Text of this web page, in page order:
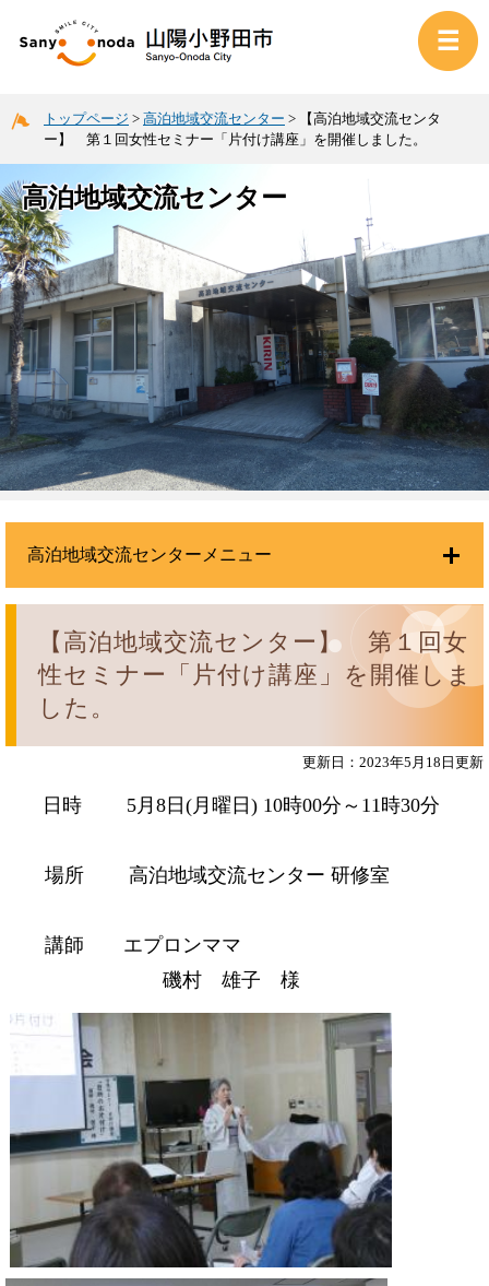
トップページ > 高泊地域交流センター >
【高泊地域交流センタ
ー】 第１回女性セミナー「片付け講座」を開催しました。
高泊地域交流センター
【高泊地域交流センター】 第１回女
性セミナー「片付け講座」を開催しま
した。
更新日：2023年5月18日更新
日時 5月8日(月曜日) 10時00分～11時30分
場所 高泊地域交流センター 研修室
講師 エプロンママ
磯村 雄子 様
高泊地域交流センターメニュー